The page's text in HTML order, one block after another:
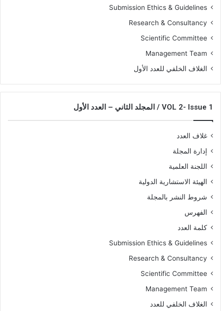
Submission Ethics & Guidelines
Research & Consultancy
Scientific Committee
Management Team
الغلاف الخلفي للعدد الأول
VOL 2- Issue 1 / المجلد الثاني – العدد الأول
غلاف العدد
إدارة المجلة
اللجنة العلمية
الهيئة الاستشارية الدولية
شروط النشر بالمجلة
الفهرس
كلمة العدد
Submission Ethics & Guidelines
Research & Consultancy
Scientific Committee
Management Team
الغلاف الخلفي للعدد